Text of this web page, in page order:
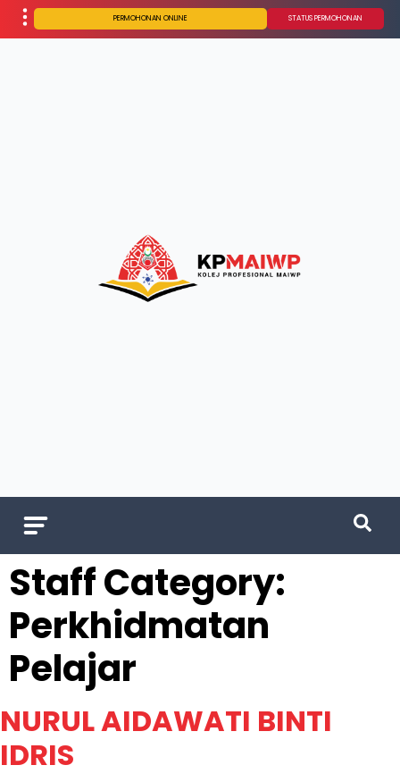
PERMOHONAN ONLINE STATUS PERMOHONAN
Staff Category:
Perkhidmatan
Pelajar
NURUL AIDAWATI BINTI
IDRIS